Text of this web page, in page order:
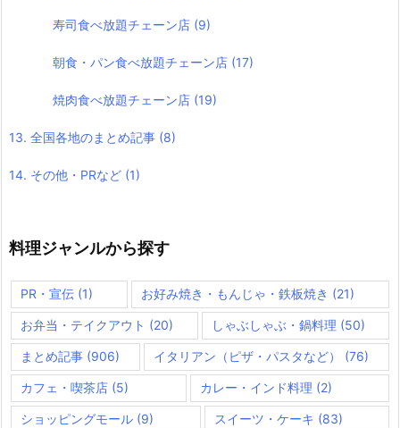
寿司食べ放題チェーン店 (9)
朝食・パン食べ放題チェーン店 (17)
焼肉食べ放題チェーン店 (19)
13. 全国各地のまとめ記事 (8)
14. その他・PRなど (1)
料理ジャンルから探す
PR・宣伝 (1) お好み焼き・もんじゃ・鉄板焼き (21)
お弁当・テイクアウト (20) しゃぶしゃぶ・鍋料理 (50)
まとめ記事 (906) イタリアン（ピザ・パスタなど） (76)
カフェ・喫茶店 (5) カレー・インド料理 (2)
ショッピングモール (9) スイーツ・ケーキ (83)